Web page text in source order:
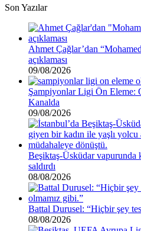
Son Yazılar
Ahmet Çağlar’dan
açıklaması
09/08/2026
Şampiyonlar Ligi Ön Eleme:
Kanalda
09/08/2026
Beşiktaş-Üsküdar vapurunda
saldırdı
08/08/2026
Battal Durusel: “Hiçbir şey
08/08/2026